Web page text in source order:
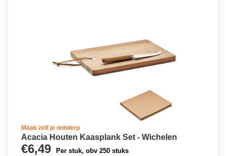
Maak zelf je ontwerp
Acacia Houten Kaasplank Set - Wichelen
€6,49 Per stuk, obv 250 stuks